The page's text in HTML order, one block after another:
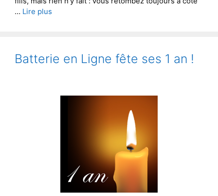
… Lire plus
Batterie en Ligne fête ses 1 an !